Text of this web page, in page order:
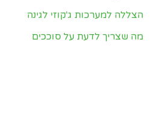
הצללה למערכות ג'קוזי לגינה
מה שצריך לדעת על סוככים